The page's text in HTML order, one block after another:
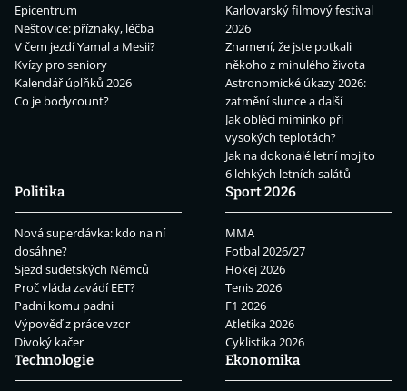
Epicentrum
Neštovice: příznaky, léčba
V čem jezdí Yamal a Mesii?
Kvízy pro seniory
Kalendář úplňků 2026
Co je bodycount?
Karlovarský filmový festival
2026
Znamení, že jste potkali
někoho z minulého života
Astronomické úkazy 2026:
zatmění slunce a další
Jak obléci miminko při
vysokých teplotách?
Jak na dokonalé letní mojito
6 lehkých letních salátů
Politika
Nová superdávka: kdo na ní
dosáhne?
Sjezd sudetských Němců
Proč vláda zavádí EET?
Padni komu padni
Výpověď z práce vzor
Divoký kačer
Sport 2026
MMA
Fotbal 2026/27
Hokej 2026
Tenis 2026
F1 2026
Atletika 2026
Cyklistika 2026
Technologie
Ekonomika